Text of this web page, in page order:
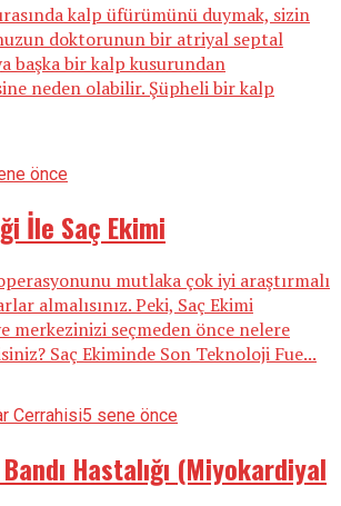
kalp üfürümünü duymak, sizin
doktorunun bir atriyal septal
başka bir kalp kusurundan
neden olabilir. Şüpheli bir kalp
önce
İle Saç Ekimi
mutlaka çok iyi araştırmalı
almalısınız. Peki, Saç Ekimi
merkezinizi seçmeden önce nelere
Saç Ekiminde Son Teknoloji Fue...
Cerrahisi5 sene önce
Hastalığı (Miyokardiyal